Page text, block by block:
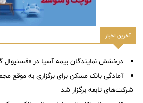
آخرین اخبار
درخشش نمایندگان بیمه آسیا در «فستیوال
آمادگی بانک مسکن برای برگزاری به موقع
شرکت‌های تابعه برگزار شد